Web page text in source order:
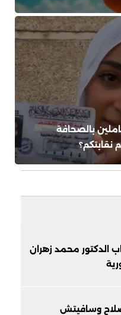
بالصحافة
نقابتكم؟
الدكتور محمد زهران
صلاح وسافيتش